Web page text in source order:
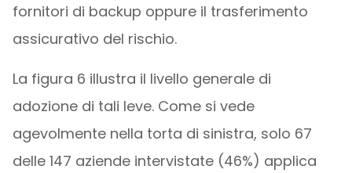
fornitori di backup oppure il trasferimento
assicurativo del rischio.
La figura 6 illustra il livello generale di
adozione di tali leve. Come si vede
agevolmente nella torta di sinistra, solo 67
delle 147 aziende intervistate (46%) applica